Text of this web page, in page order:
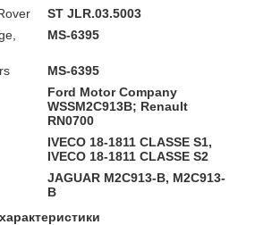
ST JLR.03.5003
MS-6395
MS-6395
Ford Motor Company
WSSM2C913B; Renault
RN0700
IVECO 18-1811 CLASSE S1,
IVECO 18-1811 CLASSE S2
JAGUAR M2C913-B, M2C913-
B